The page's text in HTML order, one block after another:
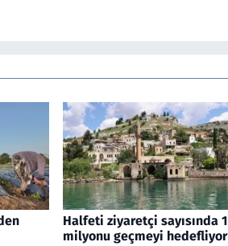
Halfeti ziyaretçi sayısında 1
milyonu geçmeyi hedefliyor